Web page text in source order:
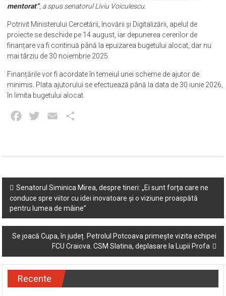
mentorat”, a spus senatorul Liviu Voiculescu.
Potrivit Ministerului Cercetării, Inovării și Digitalizării, apelul de
proiecte se deschide pe 14 august, iar depunerea cererilor de
finanțare va fi continuă până la epuizarea bugetului alocat, dar nu
mai târziu de 30 noiembrie 2025.
Finanțările vor fi acordate în temeiul unei scheme de ajutor de
minimis. Plata ajutorului se efectuează până la data de 30 iunie 2026,
în limita bugetului alocat.
Facebook
Twitter Email
Post
navigation
Senatorul Siminica Mirea, despre tineri: „Ei sunt forța care ne
conduce spre viitor cu idei inovatoare și o viziune proaspătă
pentru lumea de mâine”
Se joacă Cupa, în județ. Petrolul Potcoava primește vizita echipei
FCU Craiova. CSM Slatina, deplasare la Lupii Profa
Recente